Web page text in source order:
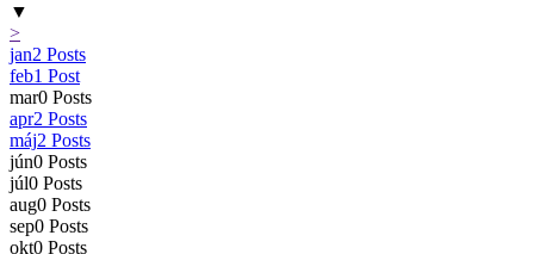
▼
>
jan2 Posts
feb1 Post
mar0 Posts
apr2 Posts
máj2 Posts
jún0 Posts
júl0 Posts
aug0 Posts
sep0 Posts
okt0 Posts